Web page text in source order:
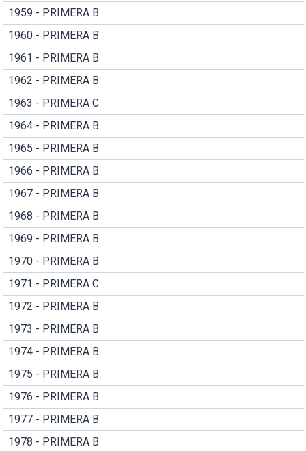
1959 - PRIMERA B
1960 - PRIMERA B
1961 - PRIMERA B
1962 - PRIMERA B
1963 - PRIMERA C
1964 - PRIMERA B
1965 - PRIMERA B
1966 - PRIMERA B
1967 - PRIMERA B
1968 - PRIMERA B
1969 - PRIMERA B
1970 - PRIMERA B
1971 - PRIMERA C
1972 - PRIMERA B
1973 - PRIMERA B
1974 - PRIMERA B
1975 - PRIMERA B
1976 - PRIMERA B
1977 - PRIMERA B
1978 - PRIMERA B